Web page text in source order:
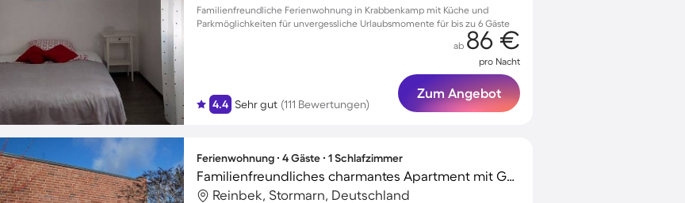
Familienfreundliche Ferienwohnung in Krabbenkamp mit Küche und
Parkmöglichkeiten für unvergessliche Urlaubsmomente für bis zu 6 Gäste
4.4 Sehr gut (111 Bewertungen)
ab 86 €
pro Nacht
Zum Angebot
Ferienwohnung ∙ 4 Gäste ∙ 1 Schlafzimmer
Familienfreundliches charmantes Apartment mit Garten, Terrasse und Grill | Ideal für Homeoffice
Reinbek, Stormarn, Deutschland